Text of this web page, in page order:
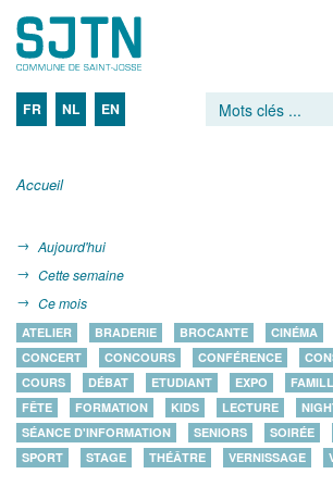
FR NL EN
Accueil
Aujourd'hui
Cette semaine
Ce mois
ATELIER BRADERIE BROCANTE CINÉMA
CONCERT
CONCOURS CONFÉRENCE
COURS
DÉBAT ETUDIANT EXPO
FÊTE
FORMATION KIDS LECTURE
SÉANCE D'INFORMATION
SENIORS SOIRÉE
SPORT
STAGE THÉÂTRE VERNISSAGE